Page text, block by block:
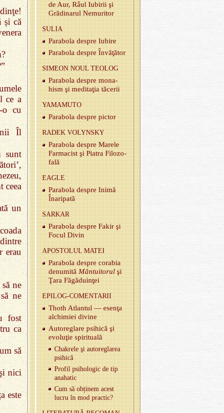
și că
ce a
cu
Îl
sunt
ceea
un
erau
ne
ne
fost
ca
să
nici
este
de Aur, Râul Iu­bi­rii şi
Gră­di­na­rul Ne­mu­ri­tor
SULIA
Pa­ra­bola des­pre Iu­bire
Pa­ra­bola des­pre Învăţător
SI­MEON NOUL TE­O­LOG
Pa­ra­bola des­pre mo­na­
hism şi me­ditaţia tă­ce­rii
YA­MA­MUTO
Pa­ra­bola des­pre pic­tor
RADEK VO­LYN­SKY
Pa­ra­bola des­pre Ma­rele
Far­ma­cist şi Pia­tra Fi­lo­zo­
fală
EAGLE
Pa­ra­bola des­pre Inimă
Îna­ri­pată
SAR­KAR
Pa­ra­bola des­pre Fakir şi
Focul Divin
APOS­TO­LUL MATEI
Pa­ra­bola des­pre co­ra­bia
de­nu­mităMântu­i­to­rulşi
Ţara Fă­gă­duinţei
EPI­LOG‑CO­MEN­TA­RII
Thoth Atlan­tul — esenţa
al­chi­miei di­vine
Au­to­re­glare psi­hică şi
evoluţie spi­ri­tu­ală
Cha­krele şi au­to­re­gla­rea
psi­hică
Pro­fil psi­ho­lo­gic de tip
ana­ha­tic
Cum să ob­ți­nem acest
lucru în mod prac­tic?